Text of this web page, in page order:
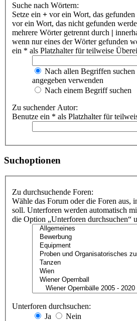
Suche nach Wörtern:
Setze ein + vor ein Wort, das
vor ein Wort, das nicht gefunden
mehrere Wörter getrennt durch |
wenn nur eines der Wörter gefunden
ein * als Platzhalter für teilweise
Nach allen Begriffen
angegeben verwenden
Nach einem Begriff suchen
Zu suchender Autor:
Benutze ein * als Platzhalter für
Suchoptionen
Zu durchsuchende Foren:
Wähle das Forum oder die Foren aus,
soll. Unterforen werden automatisch
die Option „Unterforen durchsuchen“
Unterforen durchsuchen:
Ja
Nein